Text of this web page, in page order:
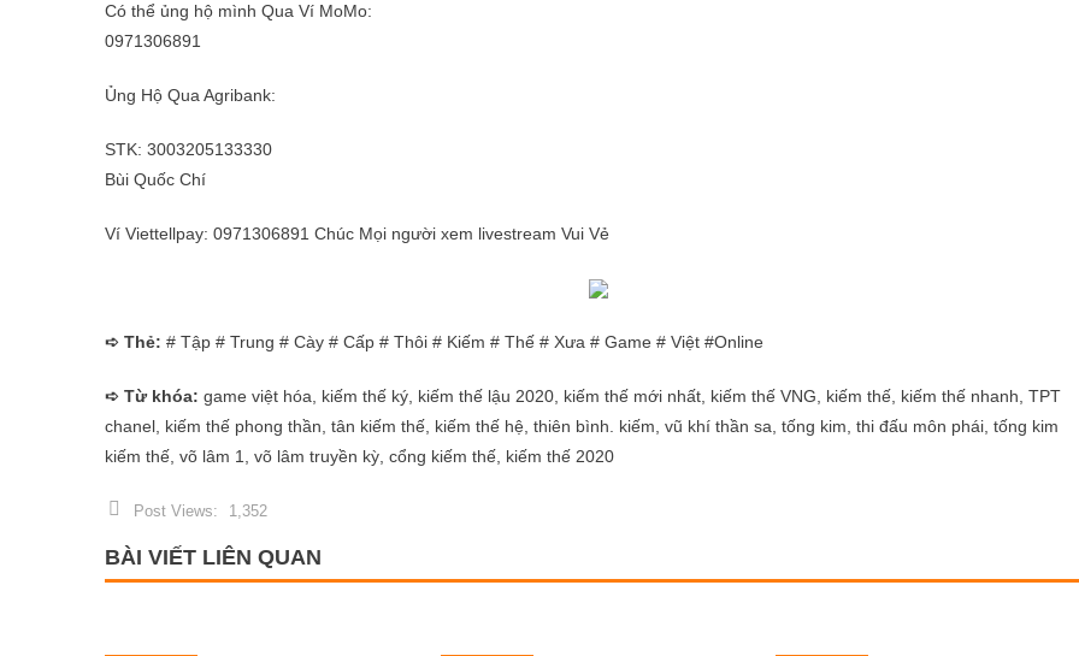
Có thể ủng hộ mình Qua Ví MoMo:
0971306891
Ủng Hộ Qua Agribank:
STK: 3003205133330
Bùi Quốc Chí
Ví Viettellpay: 0971306891 Chúc Mọi người xem livestream Vui Vẻ
➪ Thẻ: # Tập # Trung # Cày # Cấp # Thôi # Kiếm # Thế # Xưa # Game # Việt #Online
➪ Từ khóa: game việt hóa, kiếm thế ký, kiếm thế lậu 2020, kiếm thế mới nhất, kiếm thế VNG, kiếm thế, kiếm thế nhanh, TPT
chanel, kiếm thế phong thần, tân kiếm thế, kiếm thế hệ, thiên bình. kiếm, vũ khí thần sa, tống kim, thi đấu môn phái, tống kim
kiếm thế, võ lâm 1, võ lâm truyền kỳ, cổng kiếm thế, kiếm thế 2020
Post Views: 1,352
BÀI VIẾT LIÊN QUAN